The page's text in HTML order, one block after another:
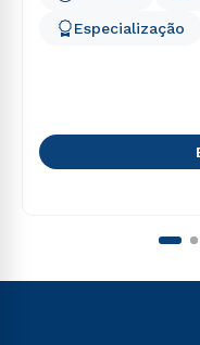
Especialização